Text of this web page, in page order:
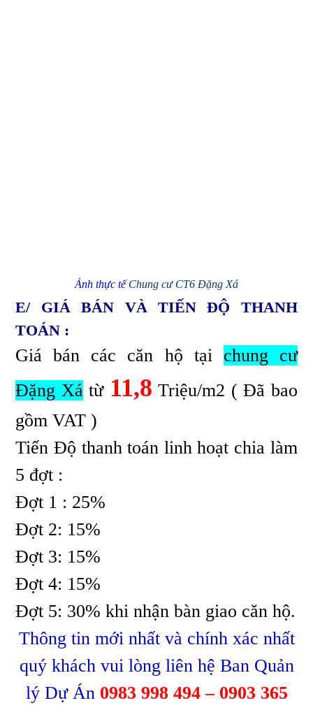
Ảnh thực tếChung cư CT6 Đặng Xá
E/ GIÁ BÁN VÀ TIẾN ĐỘ THANH
TOÁN :
Giá bán các căn hộ tại chung cư
Đặng Xátừ 11,8 Triệu/m2 ( Đã bao
gồm VAT )
Tiến Độ thanh toán linh hoạt chia làm
5 đợt :
Đợt 1 : 25%
Đợt 2: 15%
Đợt 3: 15%
Đợt 4: 15%
Đợt 5: 30% khi nhận bàn giao căn hộ.
Thông tin mới nhất và chính xác nhất
quý khách vui lòng liên hệ Ban Quản
lý Dự Án 0983 998 494 – 0903 365